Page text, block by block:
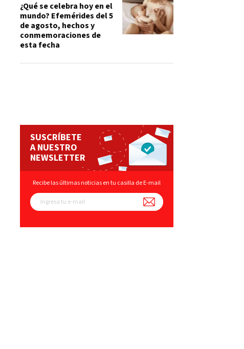
¿Qué se celebra hoy en el
mundo? Efemérides del 5
de agosto, hechos y
conmemoraciones de
esta fecha
SUSCRÍBETE
A NUESTRO
NEWSLETTER
Recibe las últimas noticias en tu casilla de E-mail